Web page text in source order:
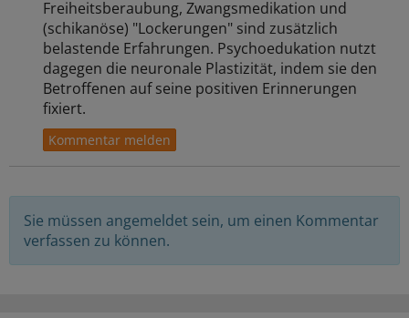
Freiheitsberaubung, Zwangsmedikation und
(schikanöse) "Lockerungen" sind zusätzlich
belastende Erfahrungen. Psychoedukation nutzt
dagegen die neuronale Plastizität, indem sie den
Betroffenen auf seine positiven Erinnerungen
fixiert.
Sie müssen angemeldet sein, um einen Kommentar
verfassen zu können.